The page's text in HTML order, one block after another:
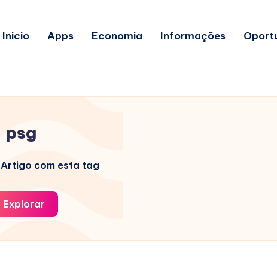
Inicio Apps Economia Informações
psg
Artigo com esta tag
Explorar